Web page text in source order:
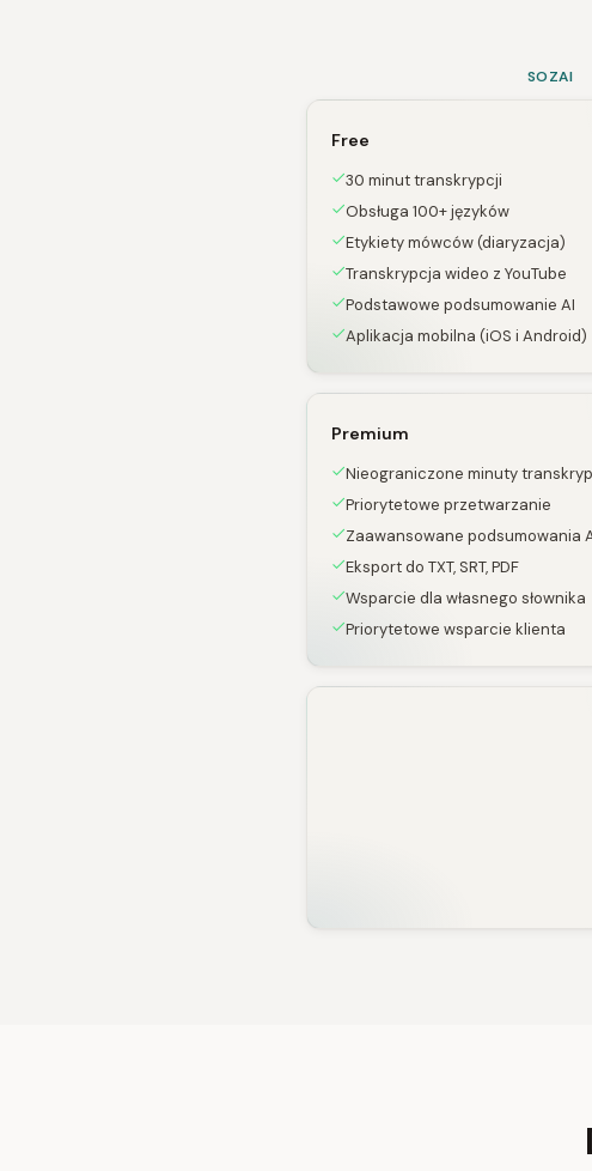
SOZAI
Free
30 minut transkrypcji
Obsługa 100+ języków
Etykiety mówców (diaryzacja)
Transkrypcja wideo z YouTube
Podstawowe podsumowanie AI
Aplikacja mobilna (iOS i Android)
Premium
Nieograniczone minuty
Priorytetowe przetwarzanie
Zaawansowane podsumowania
Eksport do TXT, SRT, PDF
Wsparcie dla własnego słownika
Priorytetowe wsparcie klienta